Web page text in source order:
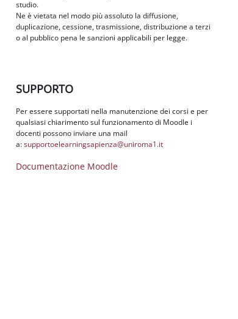
studio.
Ne è vietata nel modo più assoluto la diffusione,
duplicazione, cessione, trasmissione, distribuzione a terzi
o al pubblico pena le sanzioni applicabili per legge.
SUPPORTO
Per essere supportati nella manutenzione dei corsi e per
qualsiasi chiarimento sul funzionamento di Moodle i
docenti possono inviare una mail
a:supportoelearningsapienza@uniroma1.it
Documentazione Moodle